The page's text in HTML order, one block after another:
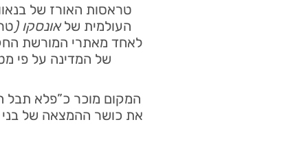
טראסות האורז של
העולמית שלאונסקו (
לאחד מאתרי המורשת
של המדינה על פי
המקום מוכר כ”פלא תבל
את כושר ההמצאה של בני